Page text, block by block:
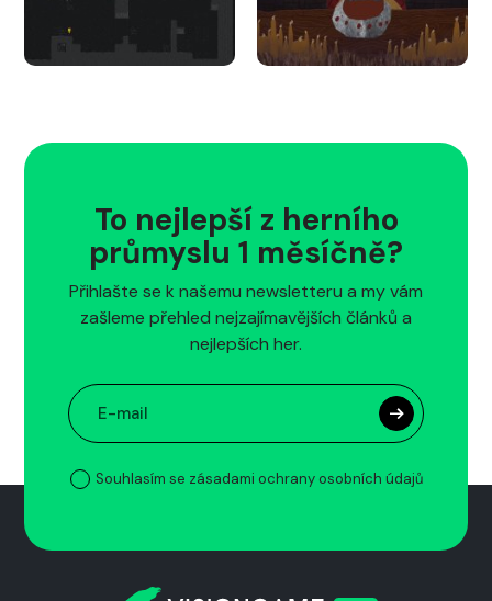
To nejlepší z herního
průmyslu 1 měsíčně?
Přihlašte se k našemu newsletteru a my vám
zašleme přehled nejzajímavějších článků a
nejlepších her.
Souhlasím se zásadami ochrany osobních údajů